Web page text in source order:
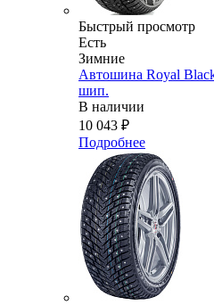
Быстрый просмотр
Есть
Зимние
Автошина Royal
шип.
В наличии
10 043 ₽
Подробнее